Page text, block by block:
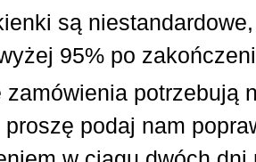
są
95% po
potrzebują
podaj nam